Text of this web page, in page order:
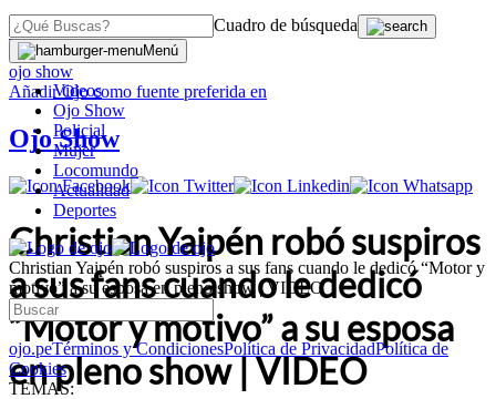
Cuadro de búsqueda
Menú
Videos
Ojo Show
Policial
Mujer
Locomundo
Actualidad
Deportes
Christian Yaipén robó suspiros a sus fans cuando le dedicó “Motor y
motivo” a su esposa en pleno show | VIDEO
ojo.peTérminos y CondicionesPolítica de PrivacidadPolítica de
Cookies
TEMAS:
OJO
ojo show
AñadirOjocomo fuente preferida en
Ojo Show
Christian Yaipén robó suspiros
a sus fans cuando le dedicó
“Motor y motivo” a su esposa
en pleno show | VIDEO